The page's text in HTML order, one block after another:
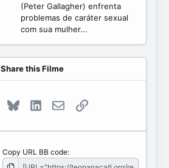
(Peter Gallagher) enfrenta
problemas de caráter sexual
com sua mulher...
Share this Filme
Bluesky LinkedInE-mailLink
Copy URL BB code